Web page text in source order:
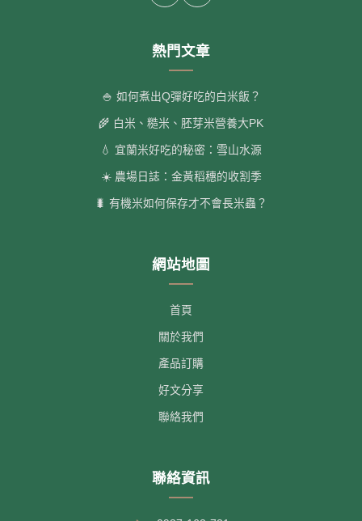
熱門文章
🍚 如何煮出Q彈好吃的白米飯？
🌾 白米、糙米、胚芽米營養大PK
💧 宜蘭米好吃的秘密：雪山水源
☀️ 農場日誌：金黃稻穗的收割季
🐛 有機米如何保存才不會長米蟲？
網站地圖
首頁
關於我們
產品訂購
好文分享
聯絡我們
聯絡資訊